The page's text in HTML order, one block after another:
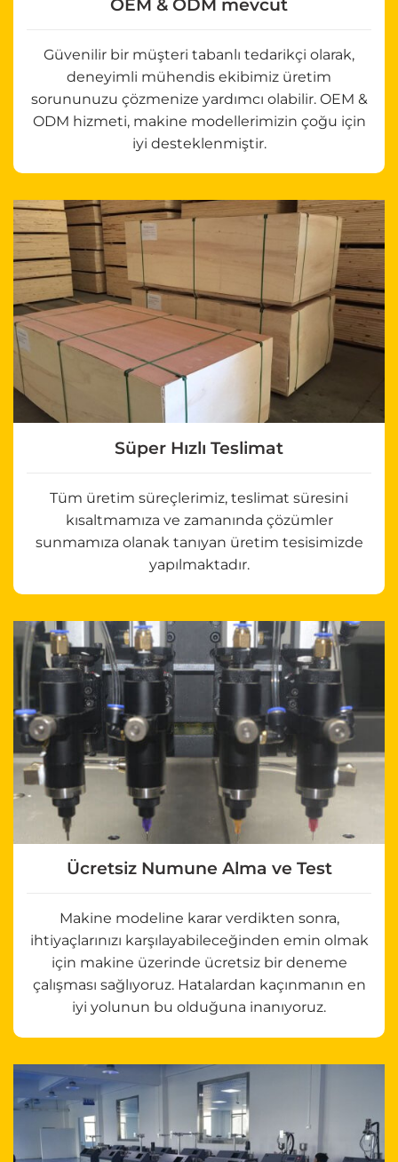
OEM & ODM mevcut
Güvenilir bir müşteri tabanlı tedarikçi olarak,
deneyimli mühendis ekibimiz üretim
sorununuzu çözmenize yardımcı olabilir. OEM &
ODM hizmeti, makine modellerimizin çoğu için
iyi desteklenmiştir.
Süper Hızlı Teslimat
Tüm üretim süreçlerimiz, teslimat süresini
kısaltmamıza ve zamanında çözümler
sunmamıza olanak tanıyan üretim tesisimizde
yapılmaktadır.
Ücretsiz Numune Alma ve Test
Makine modeline karar verdikten sonra,
ihtiyaçlarınızı karşılayabileceğinden emin olmak
için makine üzerinde ücretsiz bir deneme
çalışması sağlıyoruz. Hatalardan kaçınmanın en
iyi yolunun bu olduğuna inanıyoruz.